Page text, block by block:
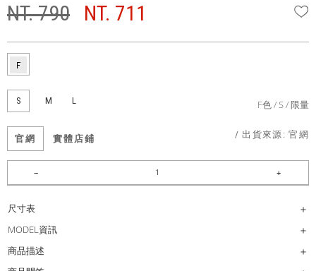
NT. 790 NT. 711
S M L F色 S 限量
官網 實體店鋪 / 出貨來源:官網
尺寸表
MODEL資訊
商品描述